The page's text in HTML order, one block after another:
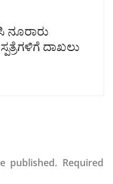
ನೂರಾರು
ದಾಖಲು
published. Required